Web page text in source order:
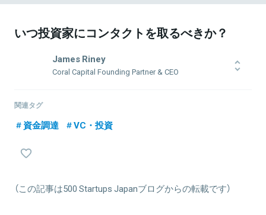
いつ投資家にコンタクトを取るべきか？
James Riney
Coral Capital Founding Partner & CEO
Japan 代表兼マネージングパートナー。シードステージ企業へ40社
スターでもあり、約15億円のシリーズB資金調達ラウンドをリード
南アジアとシリコンバレーを中心にグローバル投資に従事。
STORYS.JP運営会社ResuPress（現Coincheck）の共同創業者兼
関連タグ
資金調達 VC・投資
（この記事は500 Startups Japanブログからの転載です）